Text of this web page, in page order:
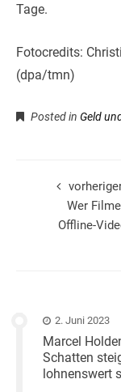
Tage.
Fotocredits:
(dpa/tmn)
Posted in Geld
Wer
Offline-
2. Juni 2023
Marcel
Schatten
lohnenswert